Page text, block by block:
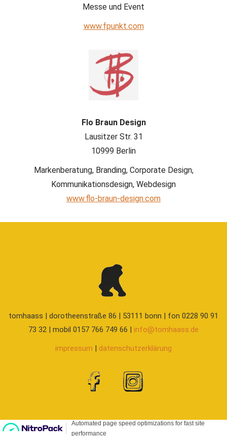
Messe und Event
www.fpunkt.com
Flo Braun Design
Lausitzer Str. 31
10999 Berlin
Markenberatung, Branding, Corporate Design,
Kommunikationsdesign, Webdesign
www.flo-braun-design.com
tomhaass | dorotheenstraße 86 | 53111 bonn | fon 0228 90 91
73 32 | mobil 0157 766 749 66 | info@tomhaass.de
impressum | datenschutzerklärung